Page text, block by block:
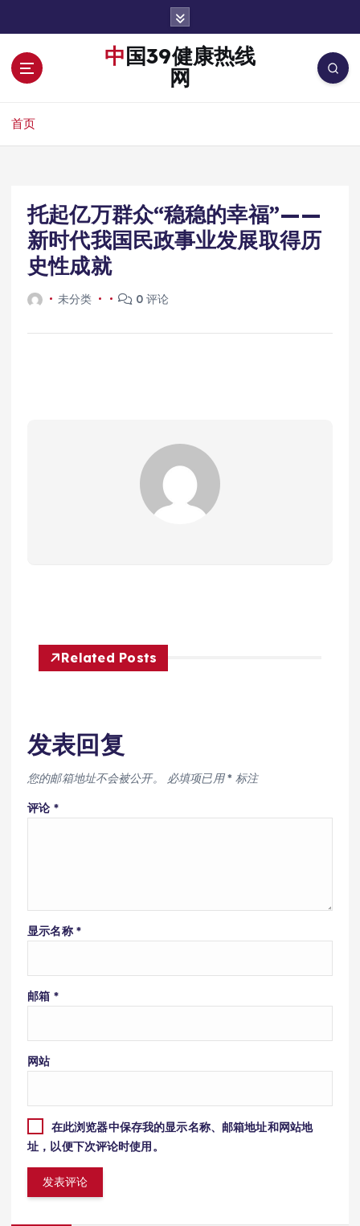
中国39健康热线
网
首页
托起亿万群众“稳稳的幸福”——
新时代我国民政事业发展取得历
史性成就
未分类 0 评论
Related Posts
发表回复
您的邮箱地址不会被公开。 必填项已用* 标注
评论 *
显示名称 *
邮箱 *
网站
在此浏览器中保存我的显示名称、邮箱地址和网站地
址，以便下次评论时使用。